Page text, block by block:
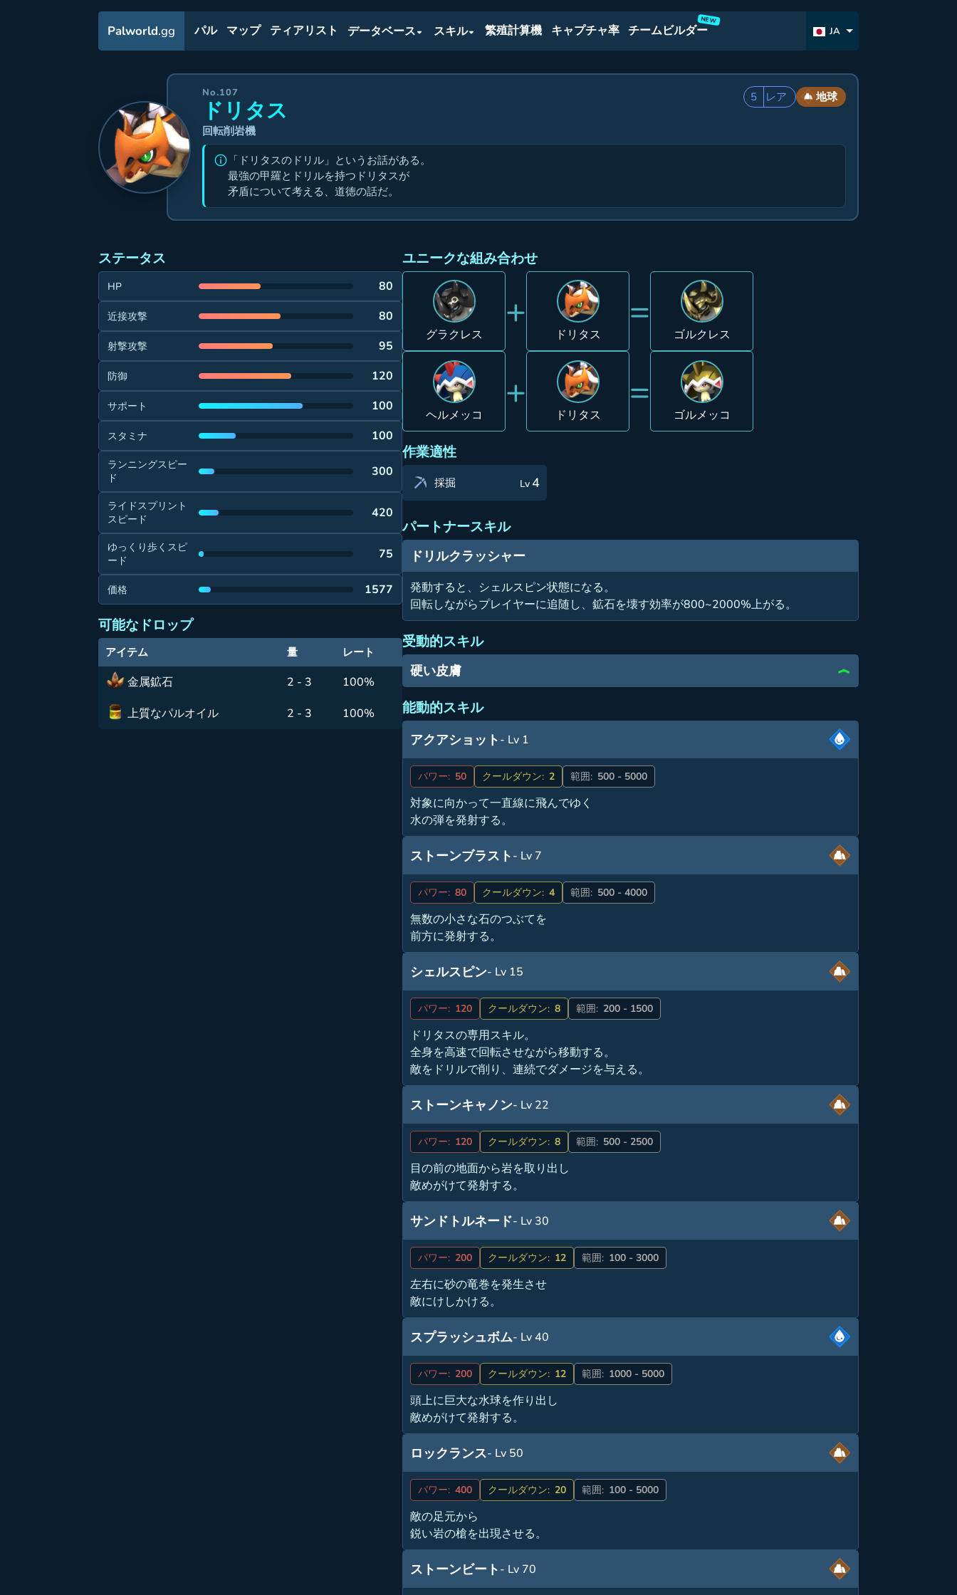
Palworld.gg パル マップ ティアリスト データベース スキル 繁殖計算機 キャプチャ率 チームビルダー
NEW
JA
No.107
ドリタス
回転削岩機
5 レア 地球
「ドリタスのドリル」というお話がある。
最強の甲羅とドリルを持つドリタスが
矛盾について考える、道徳の話だ。
ステータス
HP 80
近接攻撃 80
射撃攻撃 95
防御 120
サポート 100
スタミナ 100
ランニングスピー
ド
300
ライドスプリント
スピード
420
ゆっくり歩くスピ
ード
75
価格 1577
可能なドロップ
アイテム 量 レート
金属鉱石 2 - 3
100%
上質なパルオイル
2 - 3 100%
ユニークな組み合わせ
グラクレス + ドリタス = ゴルクレス
ヘルメッコ + ドリタス = ゴルメッコ
作業適性
採掘 Lv4
パートナースキル
ドリルクラッシャー
発動すると、シェルスピン状態になる。
回転しながらプレイヤーに追随し、鉱石を壊す効率が800~2000%上がる。
受動的スキル
硬い皮膚
能動的スキル
アクアショット- Lv 1
パワー: 50 クールダウン: 2 範囲: 500 - 5000
対象に向かって一直線に飛んでゆく
水の弾を発射する。
ストーンブラスト- Lv 7
パワー: 80 クールダウン: 4 範囲: 500 - 4000
無数の小さな石のつぶてを
前方に発射する。
シェルスピン- Lv 15
パワー: 120 クールダウン: 8 範囲: 200 - 1500
ドリタスの専用スキル。
全身を高速で回転させながら移動する。
敵をドリルで削り、連続でダメージを与える。
ストーンキャノン- Lv 22
パワー: 120 クールダウン: 8 範囲: 500 - 2500
目の前の地面から岩を取り出し
敵めがけて発射する。
サンドトルネード- Lv 30
パワー: 200 クールダウン: 12 範囲: 100 - 3000
左右に砂の竜巻を発生させ
敵にけしかける。
スプラッシュボム- Lv 40
パワー: 200 クールダウン: 12 範囲: 1000 - 5000
頭上に巨大な水球を作り出し
敵めがけて発射する。
ロックランス- Lv 50
パワー: 400 クールダウン: 20 範囲: 100 - 5000
敵の足元から
鋭い岩の槍を出現させる。
ストーンビート- Lv 70